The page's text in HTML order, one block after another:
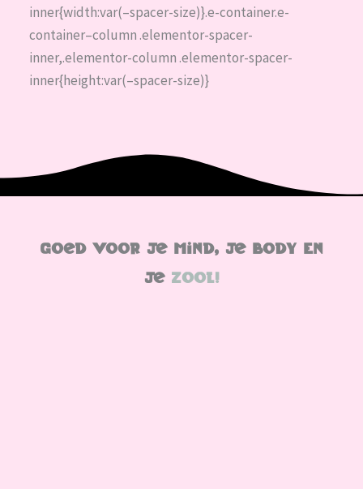
inner{width:var(–spacer-size)}.e-container.e-
container–column .elementor-spacer-
inner,.elementor-column .elementor-spacer-
inner{height:var(–spacer-size)}
Goed Voor Je Mind, Je Body En
Je Zool!